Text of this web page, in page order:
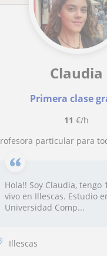
Claudia
Primera clase
11 €/h
Profesora particular para
Hola!! Soy Claudia, tengo
vivo en Illescas. Estudio
Universidad Comp...
Illescas